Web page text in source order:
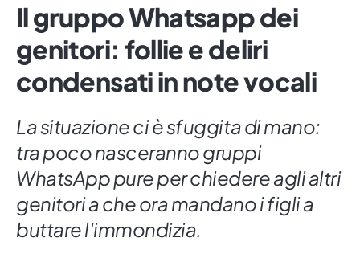
Il gruppo Whatsapp dei
genitori: follie e deliri
condensati in note vocali
La situazione ci è sfuggita di mano:
tra poco nasceranno gruppi
WhatsApp pure per chiedere agli altri
genitori a che ora mandano i figli a
buttare l'immondizia.